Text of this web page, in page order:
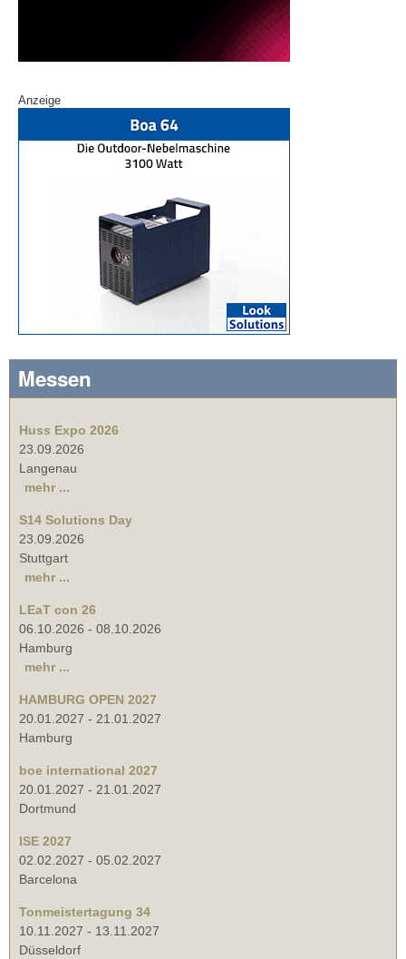
Anzeige
Messen
Huss Expo 2026
23.09.2026
Langenau
mehr ...
S14 Solutions Day
23.09.2026
Stuttgart
mehr ...
LEaT con 26
06.10.2026 - 08.10.2026
Hamburg
mehr ...
HAMBURG OPEN 2027
20.01.2027 - 21.01.2027
Hamburg
boe international 2027
20.01.2027 - 21.01.2027
Dortmund
ISE 2027
02.02.2027 - 05.02.2027
Barcelona
Tonmeistertagung 34
10.11.2027 - 13.11.2027
Düsseldorf